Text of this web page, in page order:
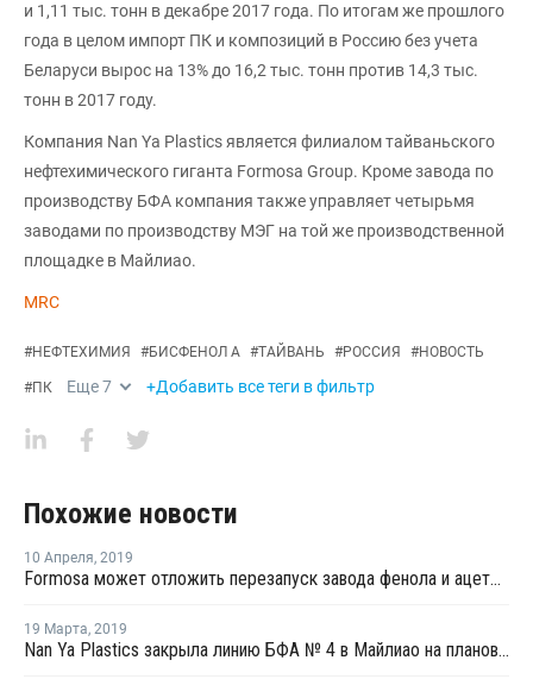
и 1,11 тыс. тонн в декабре 2017 года. По итогам же прошлого
года в целом импорт ПК и композиций в Россию без учета
Беларуси вырос на 13% до 16,2 тыс. тонн против 14,3 тыс.
тонн в 2017 году.
Компания Nan Ya Plastics является филиалом тайваньского
нефтехимического гиганта Formosa Group. Кроме завода по
производству БФА компания также управляет четырьмя
заводами по производству МЭГ на той же производственной
площадке в Майлиао.
MRC
#НЕФТЕХИМИЯ #БИСФЕНОЛ А #ТАЙВАНЬ #РОССИЯ #НОВОСТЬ
#ПК Еще7 +Добавить все теги в фильтр
Похожие новости
10 Апреля, 2019
Formosa может отложить перезапуск завода фенола и ацетона в Майлиао после планового ремонта
19 Марта, 2019
Nan Ya Plastics закрыла линию БФА № 4 в Майлиао на плановый ремонт